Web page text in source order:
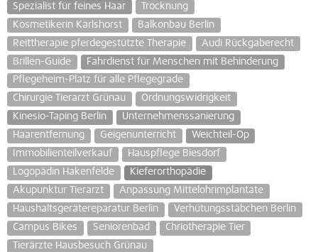
Spezialist für feines Haar
Trocknung
Kosmetikerin Karlshorst
Balkonbau Berlin
Reittherapie pferdegestützte Therapie
Audi Rückgaberecht
Brillen-Guide
Fahrdienst für Menschen mit Behinderung
Pflegeheim-Platz für alle Pflegegrade
Chirurgie Tierarzt Grünau
Ordnungswidrigkeit
Kinesio-Taping Berlin
Unternehmenssanierung
Haarentfernung
Geigenunterricht
Weichteil-Op
Immobilienteilverkauf
Hauspflege Biesdorf
Logopädin Hakenfelde
Kieferorthopädie
Akupunktur Tierarzt
Anpassung Mittelohrimplantate
Haushaltsgerätereparatur Berlin
Verhütungsstäbchen Berlin
Campus Bikes
Seniorenbad
Chriotherapie Tier
Tierärzte Hausbesuch Grünau